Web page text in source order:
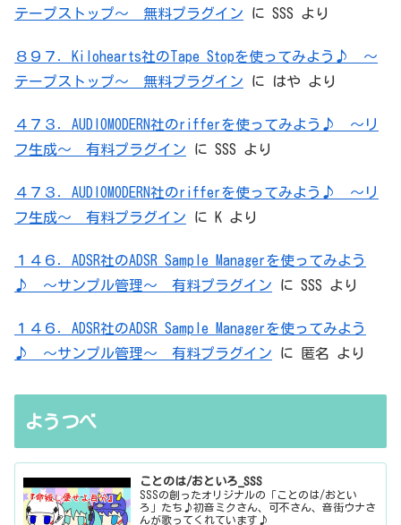
テープストップ～ 無料プラグイン に SSS より
８９７．Kilohearts社のTape Stopを使ってみよう♪ ～
テープストップ～ 無料プラグイン に はや より
４７３．AUDIOMODERN社のrifferを使ってみよう♪ ～リ
フ生成～ 有料プラグイン に SSS より
４７３．AUDIOMODERN社のrifferを使ってみよう♪ ～リ
フ生成～ 有料プラグイン に K より
１４６．ADSR社のADSR Sample Managerを使ってみよう
♪ ～サンプル管理～ 有料プラグイン に SSS より
１４６．ADSR社のADSR Sample Managerを使ってみよう
♪ ～サンプル管理～ 有料プラグイン に 匿名 より
ようつべ
ことのは/おといろ_SSS
SSSの創ったオリジナルの「ことのは/おとい
ろ」たち♪初音ミクさん、可不さん、音街ウナさ
んが歌ってくれています♪